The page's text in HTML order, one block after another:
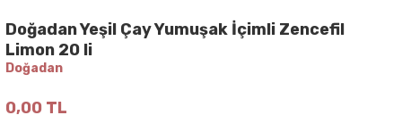
Doğadan Yeşil Çay Yumuşak İçimli Zencefil
Limon 20 li
Doğadan
0,00 TL